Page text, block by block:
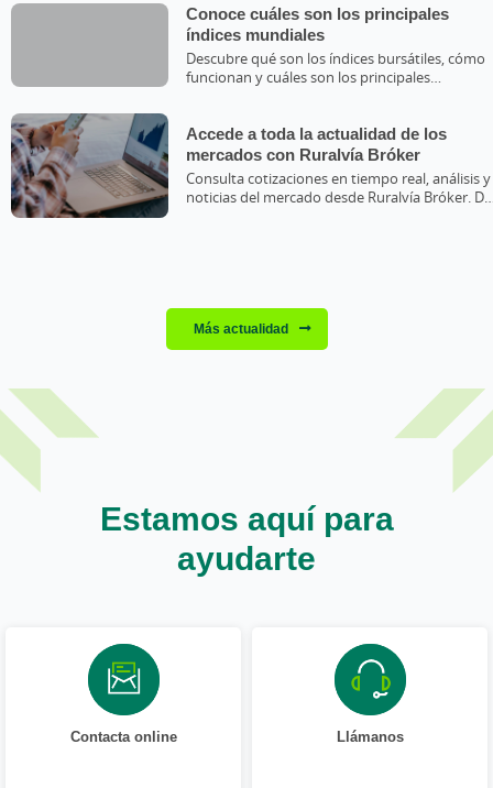
Conoce cuáles son los principales
índices mundiales
Descubre qué son los índices bursátiles, cómo
funcionan y cuáles son los principales
Accede a toda la actualidad de los
mercados con Ruralvía Bróker
Consulta cotizaciones en tiempo real, análisis y
noticias del mercado desde Ruralvía Bróker. Da
Más actualidad
Estamos aquí para
ayudarte
Contacta online Llámanos